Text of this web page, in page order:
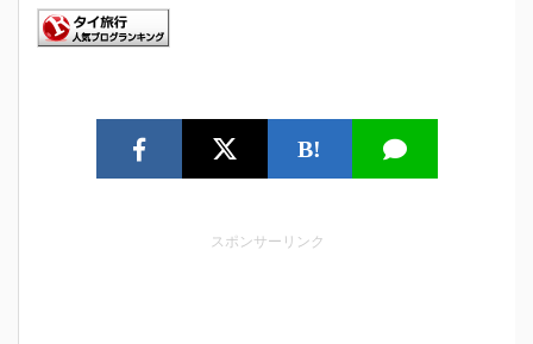
B!
スポンサーリンク